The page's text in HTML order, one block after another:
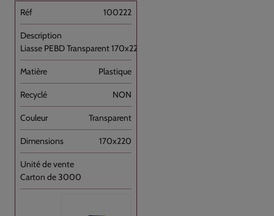
100222
Liasse PEBD Transparent 170x220+P [...]
Plastique
NON
Transparent
170x220
Carton de 3000